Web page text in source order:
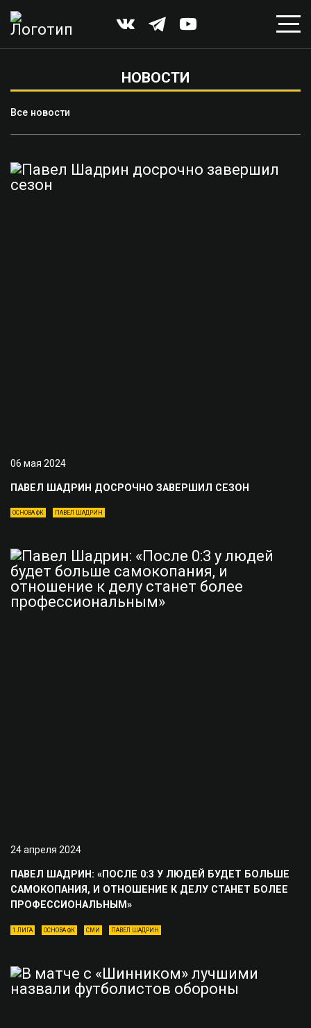
НОВОСТИ
Все новости
06 мая 2024
ПАВЕЛ ШАДРИН ДОСРОЧНО ЗАВЕРШИЛ СЕЗОН
ОСНОВА ФК ПАВЕЛ ШАДРИН
24 апреля 2024
ПАВЕЛ ШАДРИН: «ПОСЛЕ 0:3 У ЛЮДЕЙ БУДЕТ БОЛЬШЕ
САМОКОПАНИЯ, И ОТНОШЕНИЕ К ДЕЛУ СТАНЕТ БОЛЕЕ
ПРОФЕССИОНАЛЬНЫМ»
1 ЛИГА ОСНОВА ФК СМИ ПАВЕЛ ШАДРИН